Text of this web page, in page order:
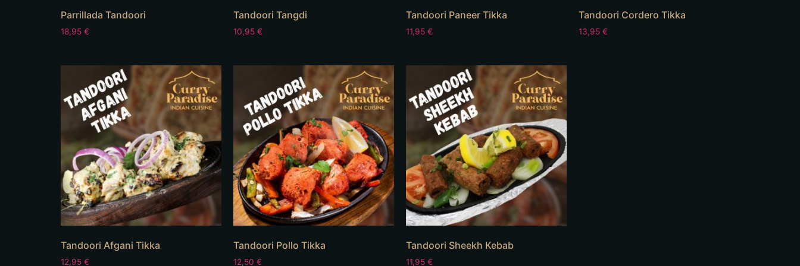
Parrillada Tandoori
18,95 €
Tandoori Tangdi
10,95 €
Tandoori Paneer Tikka
11,95 €
Tandoori Cordero Tikka
13,95 €
Tandoori Afgani Tikka
12,95 €
Tandoori Pollo Tikka
12,50 €
Tandoori Sheekh Kebab
11,95 €